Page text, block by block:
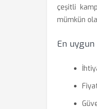
çeşitli
mümkün
En